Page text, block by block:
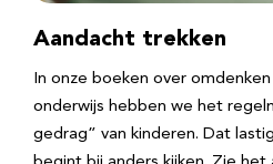
Aandacht trekken
In onze boeken over
onderwijs hebben we het
gedrag” van kinderen. Dat